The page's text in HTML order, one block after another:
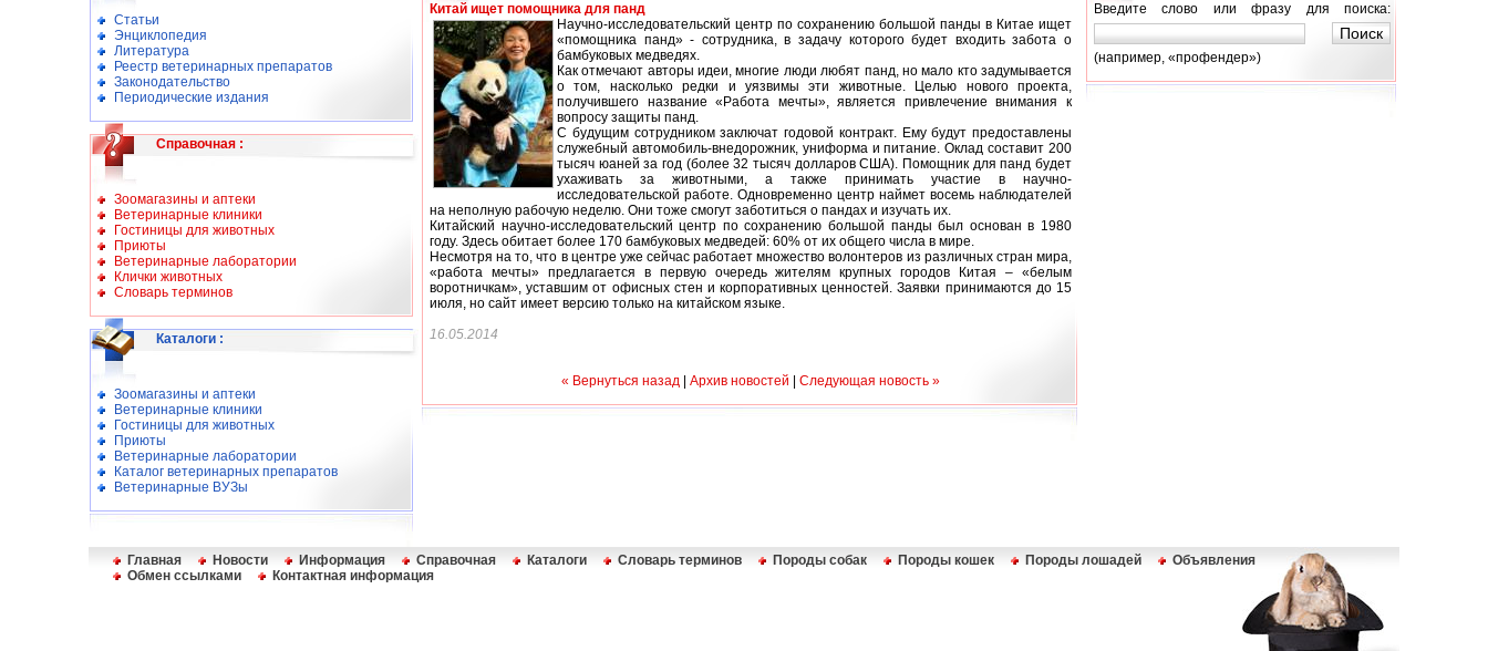
Статьи
Энциклопедия
Литература
Реестр ветеринарных препаратов
Законодательство
Периодические издания
Справочная :
Зоомагазины и аптеки
Ветеринарные клиники
Гостиницы для животных
Приюты
Ветеринарные лаборатории
Клички животных
Словарь терминов
Каталоги :
Зоомагазины и аптеки
Ветеринарные клиники
Гостиницы для животных
Приюты
Ветеринарные лаборатории
Каталог ветеринарных препаратов
Ветеринарные ВУЗы
Китай ищет помощника для панд
Научно-исследовательский центр по сохранению большой панды в Китае ищет
«помощника панд» - сотрудника, в задачу которого будет входить забота о
бамбуковых медведях.
Как отмечают авторы идеи, многие люди любят панд, но мало кто задумывается
о том, насколько редки и уязвимы эти животные. Целью нового проекта,
получившего название «Работа мечты», является привлечение внимания к
вопросу защиты панд.
С будущим сотрудником заключат годовой контракт. Ему будут предоставлены
служебный автомобиль-внедорожник, униформа и питание. Оклад составит 200
тысяч юаней за год (более 32 тысяч долларов США). Помощник для панд будет
ухаживать за животными, а также принимать участие в научно-
исследовательской работе. Одновременно центр наймет восемь наблюдателей
на неполную рабочую неделю. Они тоже смогут заботиться о пандах и изучать их.
Китайский научно-исследовательский центр по сохранению большой панды был основан в 1980
году. Здесь обитает более 170 бамбуковых медведей: 60% от их общего числа в мире.
Несмотря на то, что в центре уже сейчас работает множество волонтеров из различных стран мира,
«работа мечты» предлагается в первую очередь жителям крупных городов Китая – «белым
воротничкам», уставшим от офисных стен и корпоративных ценностей. Заявки принимаются до 15
июля, но сайт имеет версию только на китайском языке.
16.05.2014
« Вернуться назад Архив новостей Следующая новость »
Введите слово или фразу для поиска:
(например, «профендер»)
Главная Новости Информация Справочная Каталоги Словарь терминов Породы собак Породы кошек Породы лошадей
Объявления
Обмен ссылками
Контактная информация